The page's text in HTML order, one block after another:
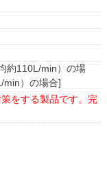
約110L/min）の場
）の場合]
をする製品です。完